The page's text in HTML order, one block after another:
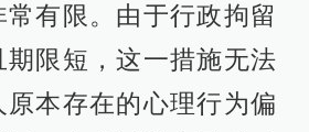
有限。由于行政拘留
限短，这一措施无法
本存在的心理行为偏